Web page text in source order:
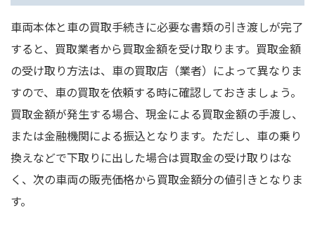
車両本体と車の買取手続きに必要な書類の引き渡しが完了
すると、買取業者から買取金額を受け取ります。買取金額
の受け取り方法は、車の買取店（業者）によって異なりま
すので、車の買取を依頼する時に確認しておきましょう。
買取金額が発生する場合、現金による買取金額の手渡し、
または金融機関による振込となります。ただし、車の乗り
換えなどで下取りに出した場合は買取金の受け取りはな
く、次の車両の販売価格から買取金額分の値引きとなりま
す。